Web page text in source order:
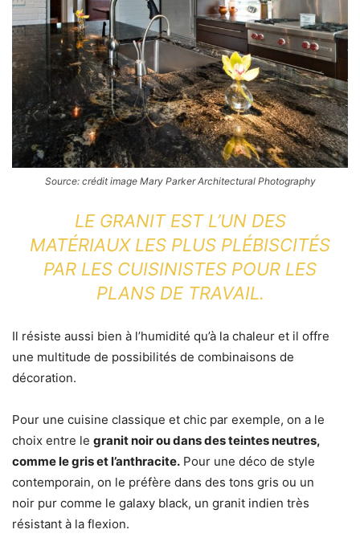
Source: crédit image Mary Parker Architectural Photography
LE GRANIT EST L’UN DES
MATÉRIAUX LES PLUS PLÉBISCITÉS
PAR LES CUISINISTES POUR LES
PLANS DE TRAVAIL.
Il résiste aussi bien à l’humidité qu’à la chaleur et il offre
une multitude de possibilités de combinaisons de
décoration.
Pour une cuisine classique et chic par exemple, on a le
choix entre le granit noir ou dans des teintes neutres,
comme le gris et l’anthracite. Pour une déco de style
contemporain, on le préfère dans des tons gris ou un
noir pur comme le galaxy black, un granit indien très
résistant à la flexion.